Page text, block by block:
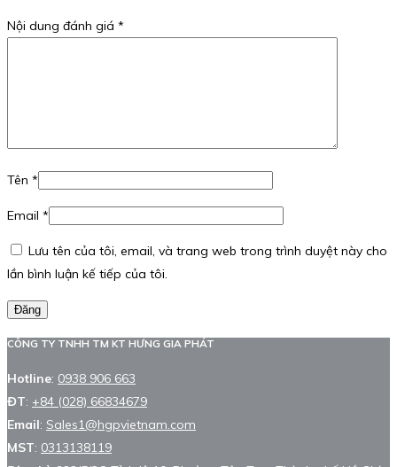
Nội dung đánh giá *
Tên *
Email *
Lưu tên của tôi, email, và trang web trong trình duyệt này cho
lần bình luận kế tiếp của tôi.
Đăng
CÔNG TY TNHH TM KT HƯNG GIA PHÁT
Hotline: 0938 906 663
ĐT: +84 (028) 66834679
Email: Sales1@hgpvietnam.com
MST: 0313138119